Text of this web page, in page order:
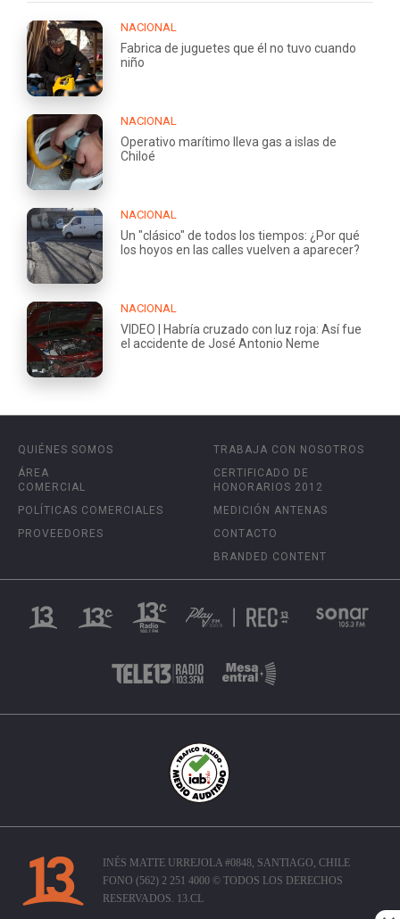
NACIONAL
Fabrica de juguetes que él no tuvo cuando
niño
NACIONAL
Operativo marítimo lleva gas a islas de
Chiloé
NACIONAL
Un "clásico" de todos los tiempos: ¿Por qué
los hoyos en las calles vuelven a aparecer?
NACIONAL
VIDEO | Habría cruzado con luz roja: Así fue
el accidente de José Antonio Neme
QUIÉNES SOMOS
ÁREA
COMERCIAL
POLÍTICAS COMERCIALES
PROVEEDORES
TRABAJA CON NOSOTROS
CERTIFICADO DE
HONORARIOS 2012
MEDICIÓN ANTENAS
CONTACTO
BRANDED CONTENT
INÉS MATTE URREJOLA #0848, SANTIAGO, CHILE
FONO (562) 2 251 4000 © TODOS LOS DERECHOS
RESERVADOS. 13.CL